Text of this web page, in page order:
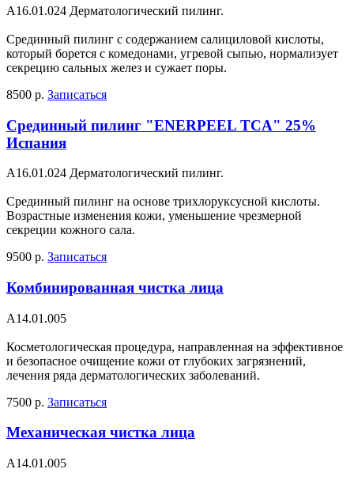
A16.01.024 Дерматологический пилинг.
Срединный пилинг с содержанием салициловой кислоты,
который борется с комедонами, угревой сыпью, нормализует
секрецию сальных желез и сужает поры.
8500 р. Записаться
Срединный пилинг "ENERPEEL TCA" 25%
Испания
A16.01.024 Дерматологический пилинг.
Срединный пилинг на основе трихлоруксусной кислоты.
Возрастные изменения кожи, уменьшение чрезмерной
секреции кожного сала.
9500 р. Записаться
Комбинированная чистка лица
А14.01.005
Косметологическая процедура, направленная на эффективное
и безопасное очищение кожи от глубоких загрязнений,
лечения ряда дерматологических заболеваний.
7500 р. Записаться
Механическая чистка лица
А14.01.005